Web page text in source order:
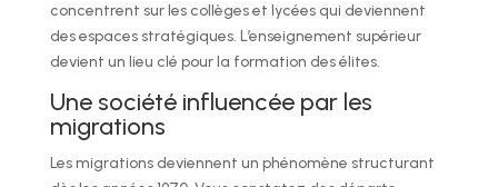
concentrent sur les collèges et lycées qui deviennent
des espaces stratégiques. L’enseignement supérieur
devient un lieu clé pour la formation des élites.
Une société influencée par les
migrations
Les migrations deviennent un phénomène structurant